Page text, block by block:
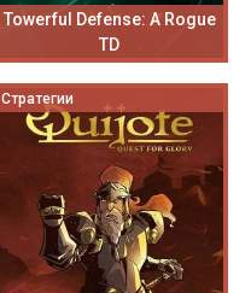
Towerful Defense: A Rogue
TD
Стратегии